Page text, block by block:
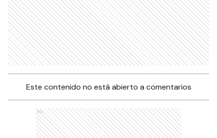
Este contenido no está abierto a comentarios
Ads